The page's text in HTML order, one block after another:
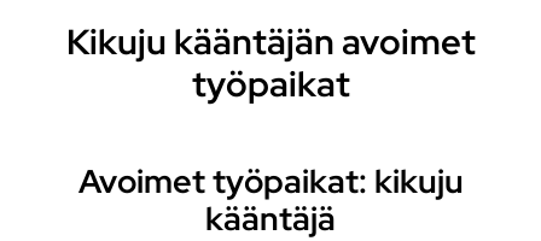
Kikuju kääntäjän avoimet
työpaikat
Avoimet työpaikat: kikuju
kääntäjä